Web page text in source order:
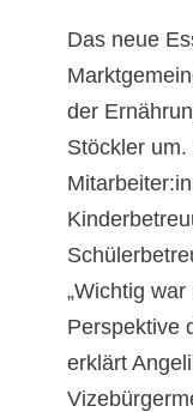
Das neue
der
Stöckler
„Wichtig
Perspektive
erklärt